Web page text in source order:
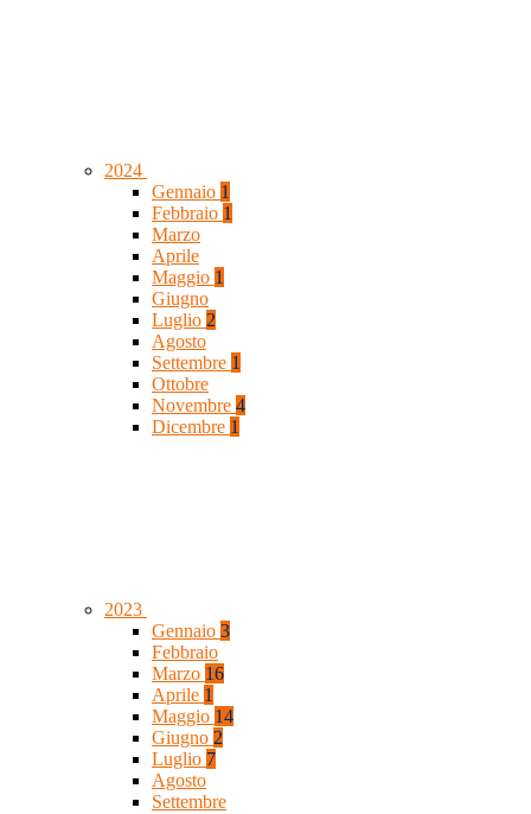
2024
Gennaio 1
Febbraio 1
Marzo
Aprile
Maggio 1
Giugno
Luglio 2
Agosto
Settembre 1
Ottobre
Novembre 4
Dicembre 1
2023
Gennaio 3
Febbraio
Marzo 16
Aprile 1
Maggio 14
Giugno 2
Luglio 7
Agosto
Settembre